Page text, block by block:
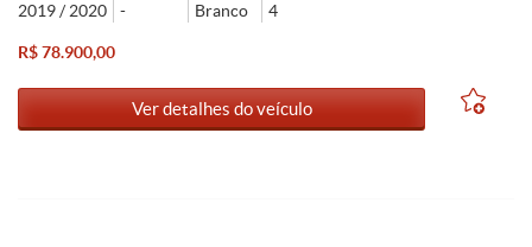
2019 / 2020 - Branco 4
R$ 78.900,00
Ver detalhes do veículo